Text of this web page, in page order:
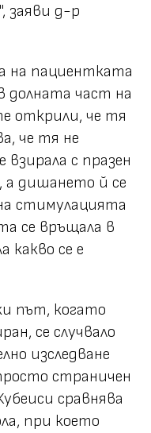
заяви д-р
на пациентката
долната част на
открили, че тя
че тя не
взирала с празен
а дишането й се
стимулацията
се връщала в
какво се е
път, когато
се случвало
изследване
страничен
сравнява
при което